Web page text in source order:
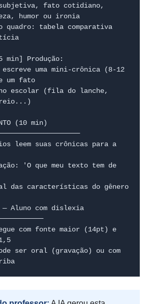
humor ou ironia
min] Produção:
um fato
(10 min)
leem suas crônicas para a
'O que meu texto tem de
das características do gênero
— Aluno com dislexia
com fonte maior (14pt) e
ser oral (gravação) ou com